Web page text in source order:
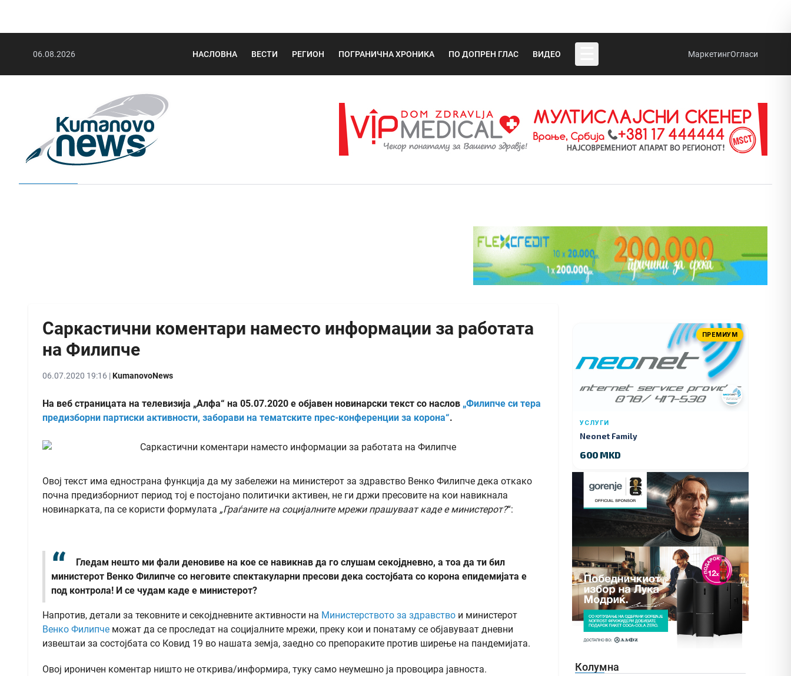
06.08.2026 НАСЛОВНА ВЕСТИ РЕГИОН ПОГРАНИЧНА ХРОНИКА ПО ДОПРЕН ГЛАС ВИДЕО МаркетингОгласи
Саркастични коментари наместо информации за работата
на Филипче
06.07.2020 19:16 |KumanovoNews
На веб страницата на телевизија „Алфа“ на 05.07.2020 е објавен новинарски текст со наслов „Филипче си тера
предизборни партиски активности, заборави на тематските прес-конференции за корона“.
Овој текст има еднострана функција да му забележи на министерот за здравство Венко Филипче дека откако
почна предизборниот период тој е постојано политички активен, не ги држи пресовите на кои навикнала
новинарката, па се користи формулата „Граѓаните на социјалните мрежи прашуваат каде е министерот?“:
Гледам нешто ми фали деновиве на кое се навикнав да го слушам секојдневно, а тоа да ти бил
министерот Венко Филипче со неговите спектакуларни пресови дека состојбата со корона епидемијата е
под контрола! И се чудам каде е министерот?
Напротив, детали за тековните и секојдневните активности на Министерството за здравство и министерот
Венко Филипче можат да се проследат на социјалните мрежи, преку кои и понатаму се објавуваат дневни
извештаи за состојбата со Ковид 19 во нашата земја, заедно со препораките против ширење на пандемијата.
Овој ироничен коментар ништо не открива/информира, туку само неумешно ја провоцира јавноста.
ПРЕМИУМ
УСЛУГИ
Neonet Family
600 MKD
Колумна